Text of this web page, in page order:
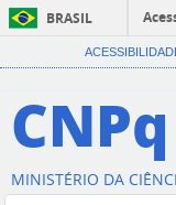
BRASIL
CNPq
MINISTÉRIO DA